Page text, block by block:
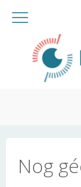
Nog